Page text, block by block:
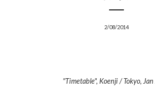
2/08/2014
"Timetable", Koenji / Tokyo,